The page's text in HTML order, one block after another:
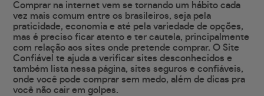
Comprar na internet vem se tornando um hábito cada
vez mais comum entre os brasileiros, seja pela
praticidade, economia e até pela variedade de opções,
mas é preciso ficar atento e ter cautela, principalmente
com relação aos sites onde pretende comprar. O Site
Confiável te ajuda a verificar sites desconhecidos e
também lista nessa página, sites seguros e confiáveis,
onde você pode comprar sem medo, além de dicas pra
você não cair em golpes.